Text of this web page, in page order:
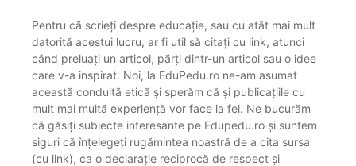
Pentru că scrieți despre educație, sau cu atât mai mult
datorită acestui lucru, ar fi util să citați cu link, atunci
când preluați un articol, părți dintr-un articol sau o idee
care v-a inspirat. Noi, la EduPedu.ro ne-am asumat
această conduită etică și sperăm că și publicațiile cu
mult mai multă experiență vor face la fel. Ne bucurăm
că găsiți subiecte interesante pe Edupedu.ro și suntem
siguri că înțelegeți rugămintea noastră de a cita sursa
(cu link), ca o declarație reciprocă de respect și